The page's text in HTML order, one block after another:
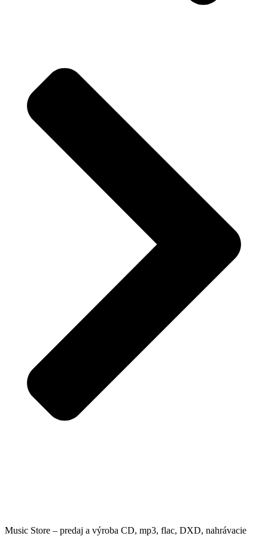
Music Store – predaj a výroba CD, mp3, flac, DXD, nahrávacie